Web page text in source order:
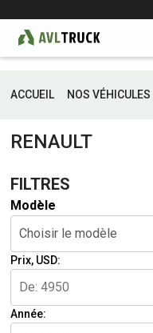
ACCUEIL NOS VÉHICULES
RENAULT
FILTRES
Modèle
Choisir le modèle
Prix, USD:
Année: